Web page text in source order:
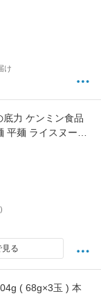
け
力 ケンミン食品
平麺 ライスヌード
見る
( 68g×3玉 ) 本